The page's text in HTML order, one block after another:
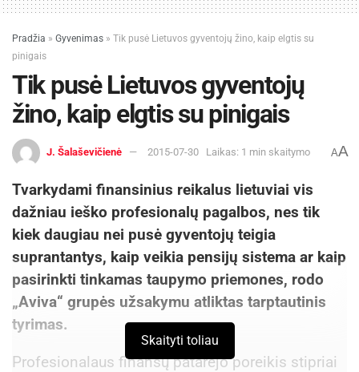
Pradžia » Gyvenimas » Tik pusė Lietuvos gyventojų žino, kaip elgtis su
pinigais
Tik pusė Lietuvos gyventojų
žino, kaip elgtis su pinigais
J. Šalaševičienė 2015-07-30 Laikas: 1 min skaitymo AA
Tvarkydami finansinius reikalus lietuviai vis
dažniau ieško profesionalų pagalbos, nes tik
kiek daugiau nei pusė gyventojų teigia
suprantantys, kaip veikia pensijų sistema ar kaip
pasirinkti tinkamas taupymo priemones, rodo
„Aviva“ grupės užsakymu atliktas tarptautinis
tyrimas.
Profesionalaus finansų patarėjo poreikis stipriai
Skaityti toliau